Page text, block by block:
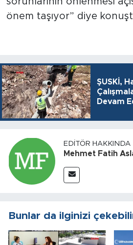
önem taşıyor” diye
ŞUSKİ,
Devam
EDITÖR HAKKINDA
Mehmet Fatih
Bunlar da ilginizi